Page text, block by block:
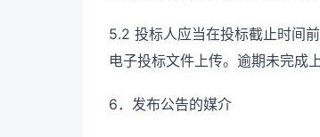
5.2 投标人应当在投标截止时间
电子投标文件上传。逾期未完成
6．发布公告的媒介